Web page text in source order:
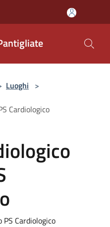
Luoghi >
Cardiologico
Cardiologico